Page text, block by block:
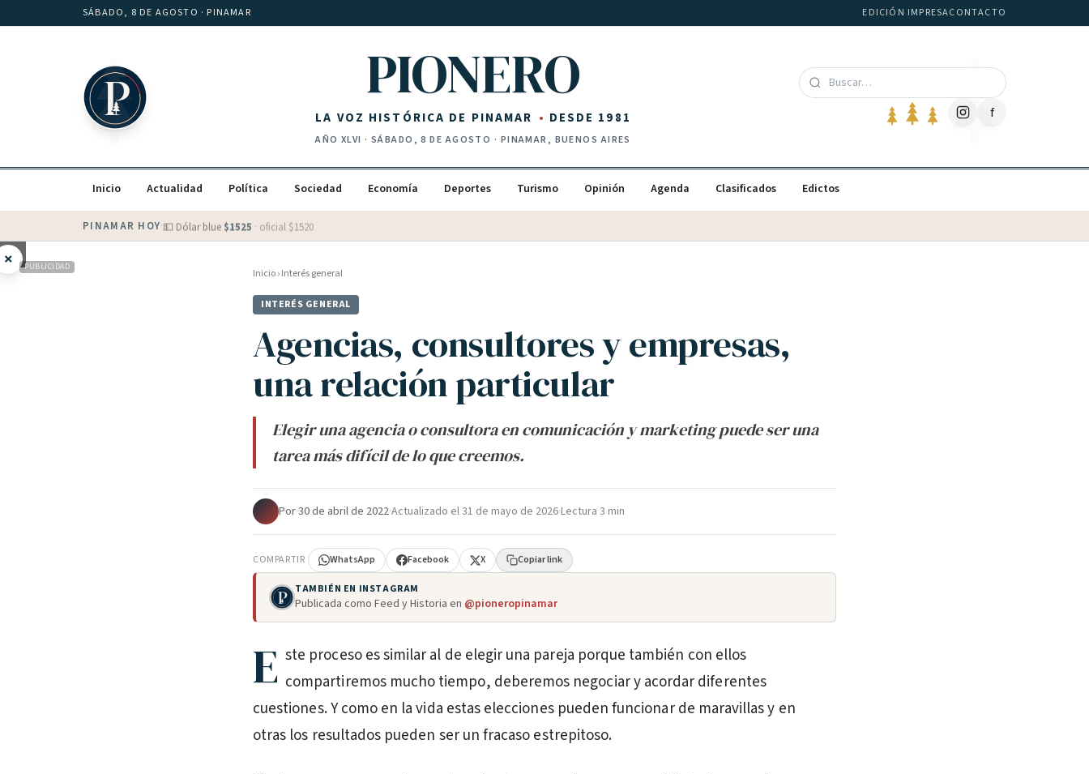
Saltar al contenidoSÁBADO, 8 DE AGOSTO · PINAMAR EDICIÓN IMPRESACONTACTO
PIONERO
LA VOZ HISTÓRICA DE PINAMAR DESDE 1981
AÑO XLVI · SÁBADO, 8 DE AGOSTO · PINAMAR, BUENOS AIRES
f
Inicio Actualidad Política Sociedad Economía Deportes Turismo Opinión Agenda Clasificados Edictos
PINAMAR HOY·💵 Dólar blue $1525 · oficial $1520
× PUBLICIDAD Inicio›Interés general
INTERÉS GENERAL
Agencias, consultores y empresas,
una relación particular
Elegir una agencia o consultora en comunicación y marketing puede ser una
tarea más difícil de lo que creemos.
Por·30 de abril de 2022·Actualizado el31 de mayo de 2026·Lectura 3 min
COMPARTIR WhatsApp Facebook X Copiar link
TAMBIÉN EN INSTAGRAM
Publicada como Feed y Historia en @pioneropinamar
E ste proceso es similar al de elegir una pareja porque también con ellos
compartiremos mucho tiempo, deberemos negociar y acordar diferentes
cuestiones. Y como en la vida estas elecciones pueden funcionar de maravillas y en
otras los resultados pueden ser un fracaso estrepitoso.